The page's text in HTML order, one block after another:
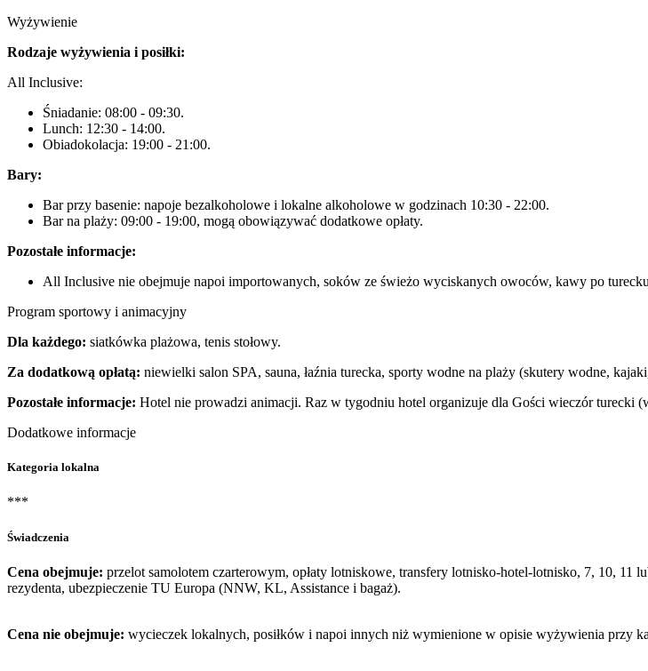
Wyżywienie
Rodzaje wyżywienia i posiłki:
All Inclusive:
Śniadanie: 08:00 - 09:30.
Lunch: 12:30 - 14:00.
Obiadokolacja: 19:00 - 21:00.
Bary:
Bar przy basenie: napoje bezalkoholowe i lokalne alkoholowe w godzinach 10:30 - 22:00.
Bar na plaży: 09:00 - 19:00, mogą obowiązywać dodatkowe opłaty.
Pozostałe informacje:
All Inclusive nie obejmuje napoi importowanych, soków ze świeżo wyciskanych owoców, kawy po
Program sportowy i animacyjny
Dla każdego: siatkówka plażowa, tenis stołowy.
Za dodatkową opłatą: niewielki salon SPA, sauna, łaźnia turecka, sporty wodne na plaży (skutery wodne,
Pozostałe informacje: Hotel nie prowadzi animacji. Raz w tygodniu hotel organizuje dla Gości wieczór turecki
Dodatkowe informacje
Kategoria lokalna
***
Świadczenia
Cena obejmuje: przelot samolotem czarterowym, opłaty lotniskowe, transfery lotnisko-hotel-lotnisko, 7, 10,
rezydenta, ubezpieczenie TU Europa (NNW, KL, Assistance i bagaż).
Cena nie obejmuje: wycieczek lokalnych, posiłków i napoi innych niż wymienione w opisie wyżywienia przy